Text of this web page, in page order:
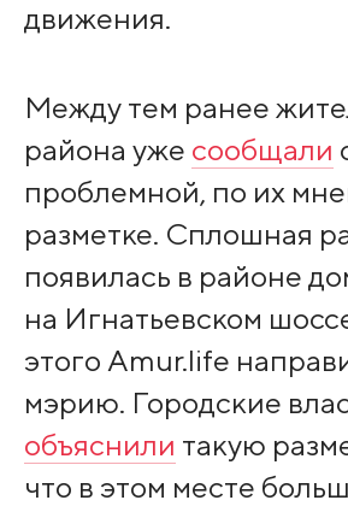
движения.
Между тем ранее
района уже сообщали
проблемной, по их
разметке. Сплошная
появилась в районе
на Игнатьевском
этого Amur.life
мэрию. Городские
объяснили такую
что в этом месте